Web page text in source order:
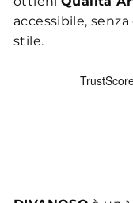
accessibile,
stile.